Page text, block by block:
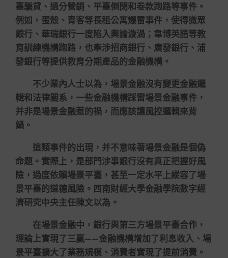
臺騙貸、過分營銷、平臺倒閉和卷款跑路等事件。
例如，蛋殼、青客等長租公寓爆雷事件，使得微眾
銀行、華瑞銀行一度陷入輿論漩渦；韋博英語等教
育訓練機構跑路，也牽涉招商銀行、廣發銀行、浦
發銀行等提供教育分期產品的金融機構。
不少業內人士以為，場景金融沒有變更金融邏
輯和法律關系，一些金融機構踩雷場景金融事件，
并非是場景金融惹的禍，而應該讓風控邏輯來背
鍋。
這類事件的出現，并不意味著場景金融是個偽
命題。實際上，是部門涉事銀行沒有真正把握好風
險，過度依賴場景平臺，甚至一定水平上縱容了場
景平臺的道德風險。西南財經大學金融學院數字經
濟研究中央主任陳文以為。
在場景金融中，銀行與第三方場景平臺合作，
理論上實現了三贏——金融機構增加了利息收入、場
景平臺擴大了業務規模、消費者實現了提前消費。